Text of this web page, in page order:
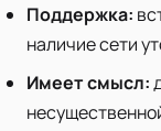
Поддержка:
наличие сети
Имеет смысл: